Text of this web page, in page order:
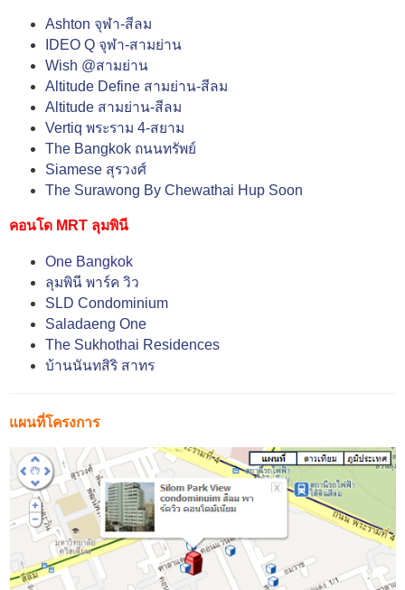
Ashton จุฬา-สีลม
IDEO Q จุฬา-สามย่าน
Wish @สามย่าน
Altitude Define สามย่าน-สีลม
Altitude สามย่าน-สีลม
Vertiq พระราม 4-สยาม
The Bangkok ถนนทรัพย์
Siamese สุรวงศ์
The Surawong By Chewathai Hup Soon
คอนโด MRT ลุมพินี
One Bangkok
ลุมพินี พาร์ค วิว
SLD Condominium
Saladaeng One
The Sukhothai Residences
บ้านนันทสิริ สาทร
แผนที่โครงการ